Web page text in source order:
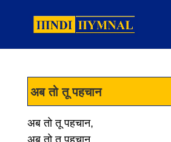
अब तो तू पहचान
अब तो तू पहचान,
अब तो तू पहचान